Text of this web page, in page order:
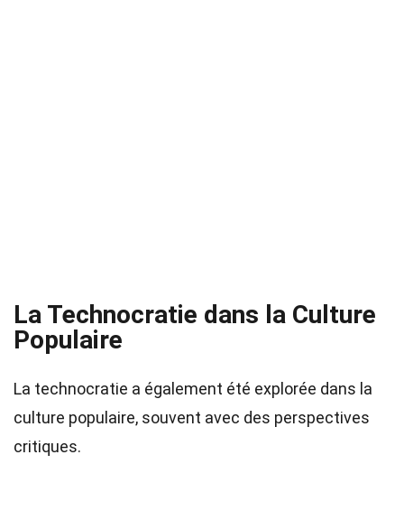
La Technocratie dans la Culture
Populaire
La technocratie a également été explorée dans la
culture populaire, souvent avec des perspectives
critiques.